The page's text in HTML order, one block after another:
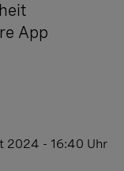
App
2024 - 16:40 Uhr